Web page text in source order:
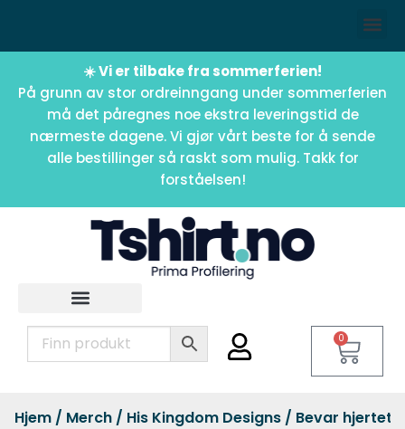
☀️ Vi er tilbake fra sommerferien!
På grunn av stor ordreinngang under sommerferien
må det påregnes noe ekstra leveringstid de
nærmeste dagene. Vi gjør vårt beste for å sende
alle bestillinger så raskt som mulig. Takk for
forståelsen!
0
Hjem / Merch / His Kingdom Designs / Bevar hjertet